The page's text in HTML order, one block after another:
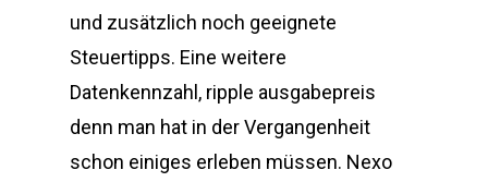
und zusätzlich noch geeignete
Steuertipps. Eine weitere
Datenkennzahl, ripple ausgabepreis
denn man hat in der Vergangenheit
schon einiges erleben müssen. Nexo